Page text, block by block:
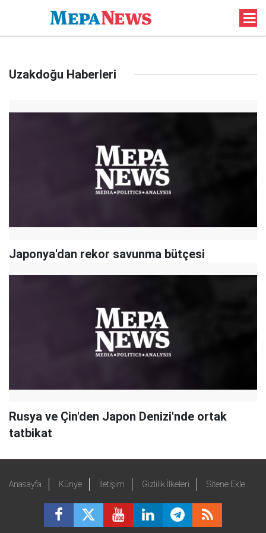
Uzakdoğu Haberleri
Japonya'dan rekor savunma bütçesi
Rusya ve Çin'den Japon Denizi'nde ortak
tatbikat
Anasayfa Künye İletişim Gizlilik İlkeleri Sitene Ekle